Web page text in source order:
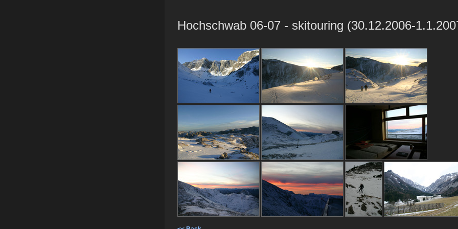
Hochschwab 06-07 - skitouring (30.12.2006-